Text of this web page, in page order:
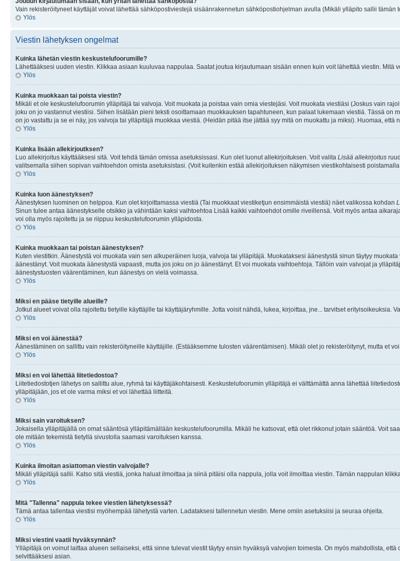
Vain rekisteröityneet käyttäjät voivat lähettää sähköpostiviestejä sisäänrakennetun sähköpostiohjelman avulla (Mikäli ylläpito sallii tämän
Ylös
Viestin lähetyksen ongelmat
Kuinka lähetän viestin keskustelufoorumille?
Lähettääksesi uuden viestin. Klikkaa asiaan kuuluvaa nappulaa. Saatat joutua kirjautumaan sisään ennen kuin voit lähettää viestin. Mitä
Ylös
Kuinka muokkaan tai poista viestin?
Mikäli et ole keskustelufoorumin ylläpitäjä tai valvoja. Voit muokata ja poistaa vain omia viestejäsi. Voit muokata viestiäsi (Joskus vain
joku on jo vastannut viestiisi. Siihen lisätään pieni teksti osoittamaan muokkauksen tapahtuneen, kun palaat lukemaan viestiä. Tässä
on jo vastattu ja se ei näy, jos valvoja tai ylläpitäjä muokkaa viestiä. (Heidän pitää itse jättää syy mitä on muokattu ja miksi). Huomaa, että
Ylös
Kuinka lisään allekirjoutksen?
Luo allekirjoitus käyttääksesi sitä. Voit tehdä tämän omissa asetuksissasi. Kun olet luonut allekirjoituksen. Voit valita Lisää allekirjoitus
valitsemalla siihen sopivan vaihtoehdon omista asetuksistasi. (Voit kuitenkin estää allekirjoituksen näkymisen viestikohtaisesti
Ylös
Kuinka luon äänestyksen?
Äänestyksen luominen on helppoa. Kun olet kirjoittamassa viestiä (Tai muokkaat viestiketjun ensimmäistä viestiä) näet valikossa kohdan
Sinun tulee antaa äänestykselle otsikko ja vähintään kaksi vaihtoehtoa Lisää kaikki vaihtoehdot omille riveillensä. Voit myös antaa
voi olla myös rajoitettu ja se riippuu keskustelufoorumin ylläpidosta.
Ylös
Kuinka muokkaan tai poistan äänestyksen?
Kuten viestitkin. Äänestystä voi muokata vain sen alkuperäinen luoja, valvoja tai ylläpitäjä. Muokataksesi äänestystä sinun täytyy
äänestänyt. Voit muokata äänestystä vapaasti, mutta jos joku on jo äänestänyt. Et voi muokata vaihtoehtoja. Tällöin vain valvojat ja
äänestystuosten väärentäminen, kun äänestys on vielä voimassa.
Ylös
Miksi en pääse tietyille alueille?
Jotkut alueet voivat olla rajoitettu tietyille käyttäjille tai käyttäjäryhmille. Jotta voisit nähdä, lukea, kirjoittaa, jne... tarvitset erityisoikeuksia.
Ylös
Miksi en voi äänestää?
Äänestäminen on sallittu vain rekisteröityneille käyttäjille. (Estääksemme tulosten väärentämisen). Mikäli olet jo rekisteröitynyt, mutta et
Ylös
Miksi en voi lähettää liitetiedostoa?
Liitetiedostotjen lähetys on sallittu alue, ryhmä tai käyttäjäkohtaisesti. Keskustelufoorumin ylläpitäjä ei välttämättä anna lähettää
ylläpitäjään, jos et ole varma miksi et voi lähettää liitteitä.
Ylös
Miksi sain varoituksen?
Jokaisella ylläpitäjällä on omat sääntösä ylläpitämällään keskustelufoorumilla. Mikäli he katsovat, että olet rikkonut jotain sääntöä. Voit
ole mitään tekemistä tietyllä sivustolla saamasi varoituksen kanssa.
Ylös
Kuinka ilmoitan asiattoman viestin valvojalle?
Mikäli ylläpitäjä sallii. Katso sitä viestiä, jonka haluat ilmoittaa ja siinä pitäisi olla nappula, jolla voit ilmoittaa viestin. Tämän nappulan
Ylös
Mitä "Tallenna" nappula tekee viestien lähetyksessä?
Tämä antaa tallentaa viestisi myöhempää lähetystä varten. Ladataksesi tallennetun viestin. Mene omiin asetuksiisi ja seuraa ohjeita.
Ylös
Miksi viestini vaatii hyväksynnän?
Ylläpitäjä on voinut laittaa alueen sellaiseksi, että sinne tulevat viestit täytyy ensin hyväksyä valvojien toimesta. On myös mahdollista,
selvittääksesi asian.